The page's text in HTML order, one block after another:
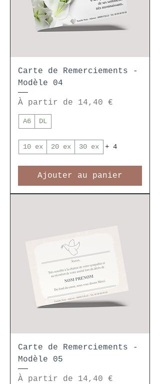
Carte de Remerciements -
Modèle 04
À partir de 14,40 €
Prix promotionnel
A6 DL
10 ex 20 ex 30 ex + 4
Ajouter au panier
Carte de Remerciements -
Modèle 05
À partir de 14,40 €
Prix promotionnel